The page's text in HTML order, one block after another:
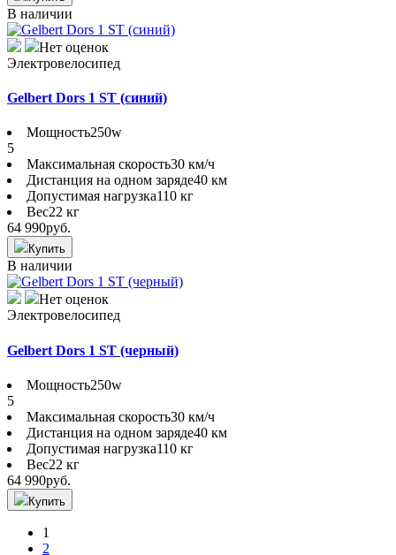
В наличии
Нет оценок
Электровелосипед
Gelbert Dors 1 ST (синий)
Мощность250w
5
Максимальная скорость30 км/ч
Дистанция на одном заряде40 км
Допустимая нагрузка110 кг
Вес22 кг
64 990руб.
Купить
В наличии
Нет оценок
Электровелосипед
Gelbert Dors 1 ST (черный)
Мощность250w
5
Максимальная скорость30 км/ч
Дистанция на одном заряде40 км
Допустимая нагрузка110 кг
Вес22 кг
64 990руб.
Купить
1
2